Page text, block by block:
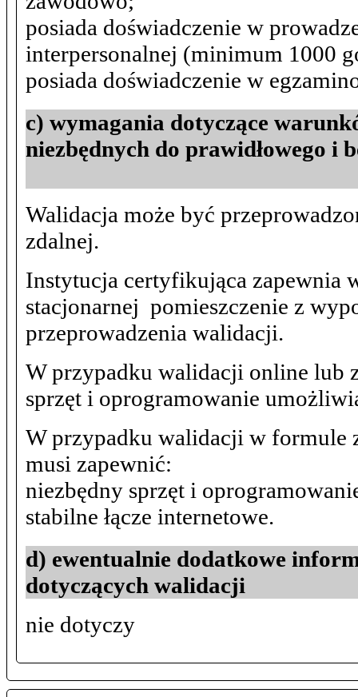
posiada doświadczenie w
interpersonalnej (minimum 1000
posiada doświadczenie w
c) wymagania dotyczące
niezbędnych do prawidłowego i
Walidacja może być
zdalnej.
Instytucja certyfikująca zapewnia
stacjonarnej pomieszczenie z
przeprowadzenia walidacji.
W przypadku walidacji online lub
sprzęt i oprogramowanie
W przypadku walidacji w formule
musi zapewnić:
niezbędny sprzęt i
stabilne łącze internetowe.
d) ewentualnie dodatkowe
dotyczących walidacji
nie dotyczy